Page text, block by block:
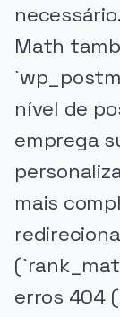
Math
nível de
emprega
mais
erros 404